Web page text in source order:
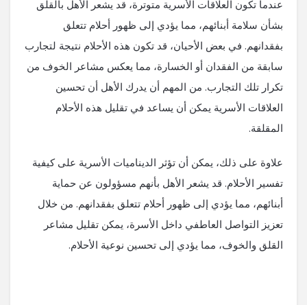
عندما تكون العلاقات الأسرية متوترة، قد يشعر الأهل بالقلق
بشأن سلامة أبنائهم، مما يؤدي إلى ظهور أحلام تتعلق
بفقدانهم. في بعض الأحيان، قد تكون هذه الأحلام نتيجة لتجارب
سابقة من الفقدان أو الخسارة، مما يعكس مشاعر الخوف من
تكرار تلك التجارب. من المهم أن يدرك الأهل أن تحسين
العلاقات الأسرية يمكن أن يساعد في تقليل هذه الأحلام
المقلقة.
علاوة على ذلك، يمكن أن تؤثر الديناميات الأسرية على كيفية
تفسير الأحلام. قد يشعر الأهل بأنهم مسؤولون عن حماية
أبنائهم، مما يؤدي إلى ظهور أحلام تتعلق بفقدانهم. من خلال
تعزيز التواصل العاطفي داخل الأسرة، يمكن تقليل مشاعر
القلق والخوف، مما يؤدي إلى تحسين نوعية الأحلام.